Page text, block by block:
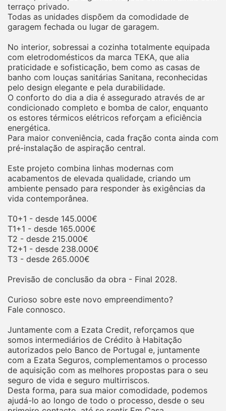
terraço privado.
Todas as unidades dispõem da comodidade de
garagem fechada ou lugar de garagem.
No interior, sobressai a cozinha totalmente equipada
com eletrodomésticos da marca TEKA, que alia
praticidade e sofisticação, bem como as casas de
banho com louças sanitárias Sanitana, reconhecidas
pelo design elegante e pela durabilidade.
O conforto do dia a dia é assegurado através de ar
condicionado completo e bomba de calor, enquanto
os estores térmicos elétricos reforçam a eficiência
energética.
Para maior conveniência, cada fração conta ainda com
pré-instalação de aspiração central.
Este projeto combina linhas modernas com
acabamentos de elevada qualidade, criando um
ambiente pensado para responder às exigências da
vida contemporânea.
T0+1 - desde 145.000€
T1+1 - desde 165.000€
T2 - desde 215.000€
T2+1 - desde 238.000€
T3 - desde 265.000€
Previsão de conclusão da obra - Final 2028.
Curioso sobre este novo empreendimento?
Fale connosco.
Juntamente com a Ezata Credit, reforçamos que
somos intermediários de Crédito à Habitação
autorizados pelo Banco de Portugal e, juntamente
com a Ezata Seguros, complementamos o processo
de aquisição com as melhores propostas para o seu
seguro de vida e seguro multirriscos.
Desta forma, para sua maior comodidade, podemos
ajudá-lo ao longo de todo o processo, desde o seu